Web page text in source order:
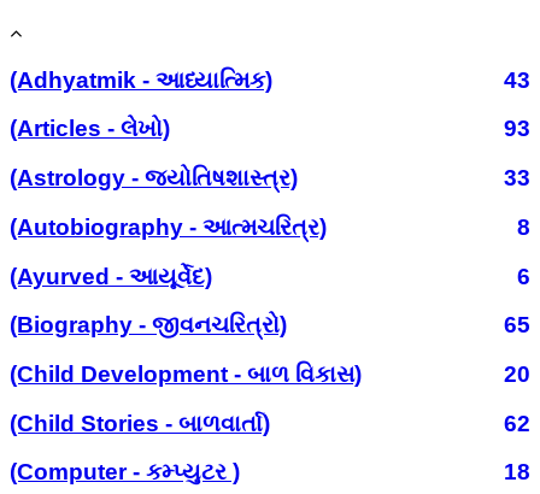
(Adhyatmik - આધ્યાત્મિક)
43
(Articles - લેખો)
93
(Astrology - જ્યોતિષશાસ્ત્ર)
33
(Autobiography - આત્મચરિત્ર)
8
(Ayurved - આયૂર્વેદ)
6
(Biography - જીવનચરિત્રો)
65
(Child Development - બાળ વિકાસ)
20
(Child Stories - બાળવાર્તા)
62
(Computer - કમ્પ્યુટર )
18